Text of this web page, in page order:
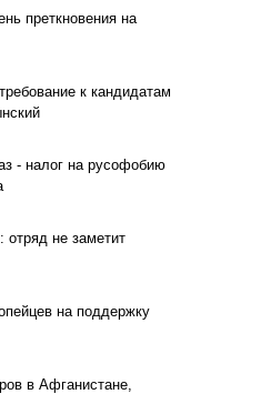
преткновения на
к кандидатам
- налог на русофобию
отряд не заметит
на поддержку
в Афганистане,